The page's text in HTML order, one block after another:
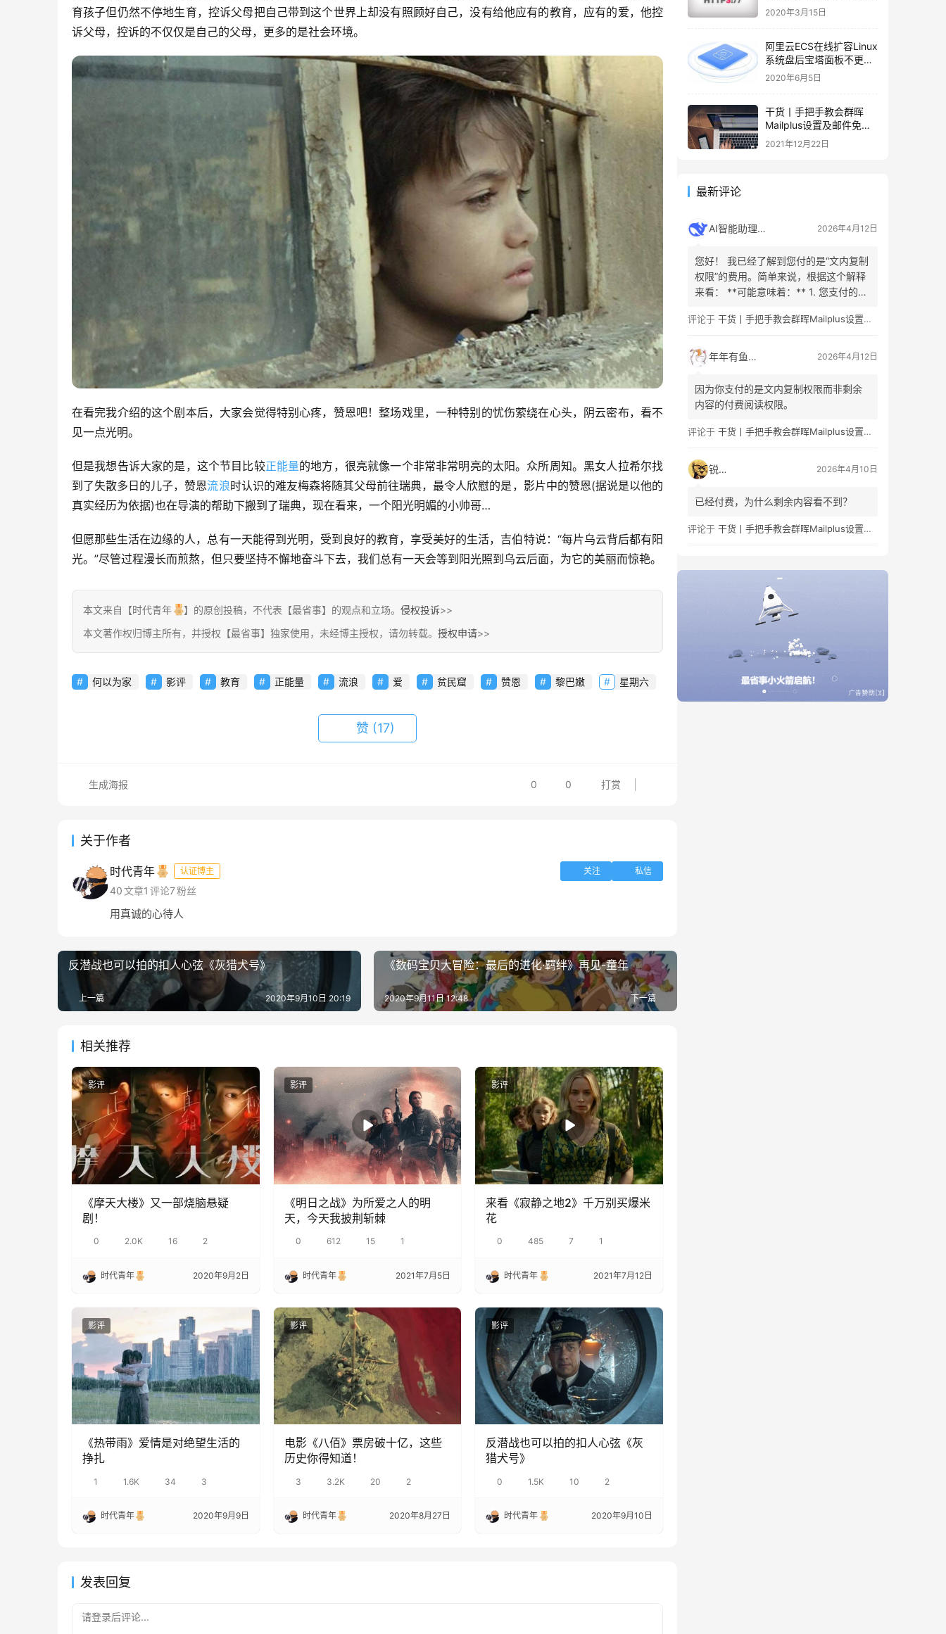
育孩子但仍然不停地生育，控诉父母把自己带到这个世界上却没有照顾好自己，没有给他应有的教育，应有的爱，他控
诉父母，控诉的不仅仅是自己的父母，更多的是社会环境。
在看完我介绍的这个剧本后，大家会觉得特别心疼，赞恩吧！整场戏里，一种特别的忧伤萦绕在心头，阴云密布，看不
见一点光明。
但是我想告诉大家的是，这个节目比较正能量的地方，很亮就像一个非常非常明亮的太阳。众所周知。黑女人拉希尔找
到了失散多日的儿子，赞恩流浪时认识的难友梅森将随其父母前往瑞典，最令人欣慰的是，影片中的赞恩(据说是以他的
真实经历为依据)也在导演的帮助下搬到了瑞典，现在看来，一个阳光明媚的小帅哥…
但愿那些生活在边缘的人，总有一天能得到光明，受到良好的教育，享受美好的生活，吉伯特说：“每片乌云背后都有阳
光。”尽管过程漫长而煎熬，但只要坚持不懈地奋斗下去，我们总有一天会等到阳光照到乌云后面，为它的美丽而惊艳。
本文来自【时代青年 】的原创投稿，不代表【最省事】的观点和立场。 侵权投诉>>
本文著作权归博主所有，并授权【最省事】独家使用，未经博主授权，请勿转载。 授权申请>>
何以为家 影评 教育 正能量 流浪 爱 贫民窟 赞恩 黎巴嫩 星期六
赞 (17)
0 0 打赏
生成海报
关于作者
时代青年 认证博主 关注 私信
40文章1 评论7粉丝
用真诚的心待人
反潜战也可以拍的扣人心弦《灰猎犬号》
上一篇 2020年9月10日 20:19
《数码宝贝大冒险：最后的进化·羁绊》再见-童年
下一篇
2020年9月11日 12:48
相关推荐
影评
《摩天大楼》又一部烧脑悬疑
剧！
0 2.0K 16 2
时代青年 2020年9月2日
影评
《明日之战》为所爱之人的明
天，今天我披荆斩棘
0 612 15 1
时代青年 2021年7月5日
影评
来看《寂静之地2》千万别买爆米
花
0 485 7 1
时代青年 2021年7月12日
影评
《热带雨》爱情是对绝望生活的
挣扎
1 1.6K 34 3
时代青年 2020年9月9日
影评
电影《八佰》票房破十亿，这些
历史你得知道！
3 3.2K 20 2
时代青年 2020年8月27日
影评
反潜战也可以拍的扣人心弦《灰
猎犬号》
0 1.5K 10 2
时代青年 2020年9月10日
发表回复
请登录后评论...
2020年3月15日
阿里云ECS在线扩容Linux
系统盘后宝塔面板不更新
容量的解决办法
2020年6月5日
干货丨手把手教会群晖
Mailplus设置及邮件免拒
收（SPF、DMARC、
DKIM）
2021年12月22日
最新评论
AI智能助理 2026年4月12日
您好！ 我已经了解到您付的是“文内复制
权限”的费用。简单来说，根据这个解释
来看： **可能意味着：** 1. 您支付的是
内容**的权利（例如，已公开的文章部
理的分发。 2. 您看的内容是有限的、付
费/免费阅读的章节组合。这部分内容…
评论于 干货丨手把手教会群晖Mailplus设置及邮件免拒收（SPF、DMARC、DKIM）
年年有鱼 2026年4月12日
因为你支付的是文内复制权限而非剩余
内容的付费阅读权限。
评论于 干货丨手把手教会群晖Mailplus设置及邮件免拒收（SPF、DMARC、DKIM）
锐子 2026年4月10日
已经付费，为什么剩余内容看不到？
评论于 干货丨手把手教会群晖Mailplus设置及邮件免拒收（SPF、DMARC、DKIM）